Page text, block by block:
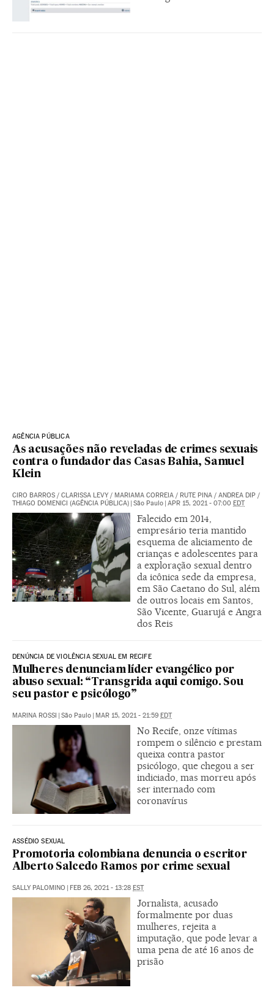
AGÊNCIA PÚBLICA
As acusações não reveladas de crimes sexuais
contra o fundador das Casas Bahia, Samuel
Klein
CIRO BARROS / CLARISSA LEVY / MARIAMA CORREIA / RUTE PINA / ANDREA DIP /
THIAGO DOMENICI (AGÊNCIA PÚBLICA) | São Paulo | APR 15, 2021 - 07:00 EDT
Falecido em 2014,
empresário teria mantido
esquema de aliciamento de
crianças e adolescentes para
a exploração sexual dentro
da icônica sede da empresa,
em São Caetano do Sul, além
de outros locais em Santos,
São Vicente, Guarujá e Angra
dos Reis
DENÚNCIA DE VIOLÊNCIA SEXUAL EM RECIFE
Mulheres denunciam líder evangélico por
abuso sexual: “Transgrida aqui comigo. Sou
seu pastor e psicólogo”
MARINA ROSSI | São Paulo | MAR 15, 2021 - 21:59 EDT
No Recife, onze vítimas
rompem o silêncio e prestam
queixa contra pastor
psicólogo, que chegou a ser
indiciado, mas morreu após
ser internado com
coronavírus
ASSÉDIO SEXUAL
Promotoria colombiana denuncia o escritor
Alberto Salcedo Ramos por crime sexual
SALLY PALOMINO | FEB 26, 2021 - 13:28 EST
Jornalista, acusado
formalmente por duas
mulheres, rejeita a
imputação, que pode levar a
uma pena de até 16 anos de
prisão